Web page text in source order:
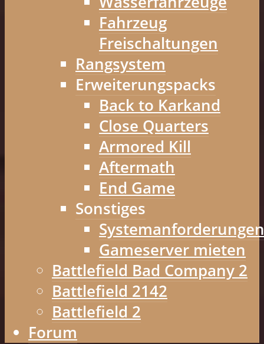
Fahrzeug
Freischaltungen
Rangsystem
Erweiterungspacks
Back to Karkand
Close Quarters
Armored Kill
Aftermath
End Game
Sonstiges
Systemanforderungen
Gameserver mieten
Battlefield Bad Company 2
Battlefield 2142
Battlefield 2
Forum